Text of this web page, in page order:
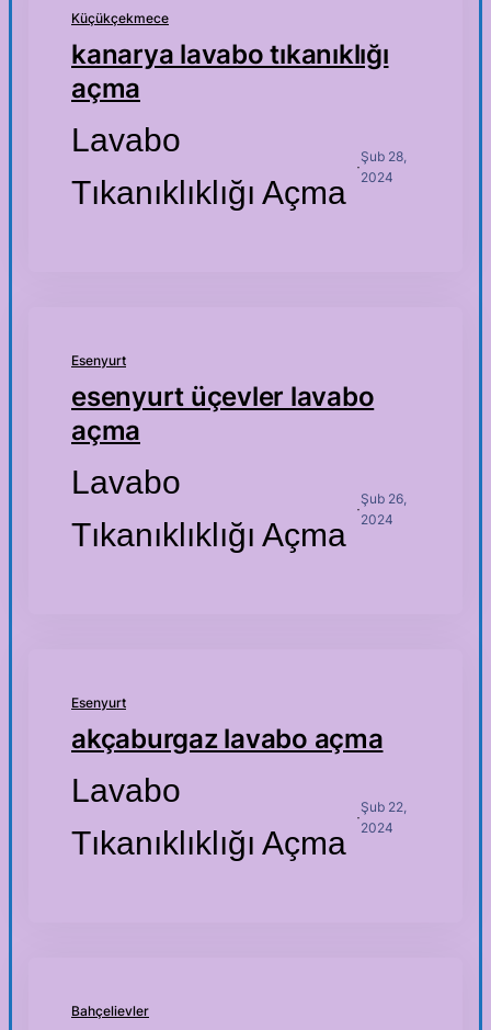
Küçükçekmece
kanarya lavabo tıkanıklığı
açma
Lavabo
Tıkanıklıklığı Açma
·
Şub 28,
2024
Esenyurt
esenyurt üçevler lavabo
açma
Lavabo
Tıkanıklıklığı Açma
·
Şub 26,
2024
Esenyurt
akçaburgaz lavabo açma
Lavabo
Tıkanıklıklığı Açma
·
Şub 22,
2024
Bahçelievler